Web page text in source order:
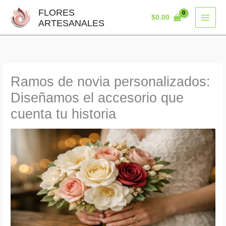
FLORES
ARTESANALES
$0.00
Ramos de novia personalizados:
Diseñamos el accesorio que
cuenta tu historia